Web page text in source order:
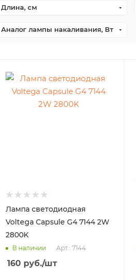
Длина, см
Аналог лампы накаливания, Вт
Лампа светодиодная
Voltega Capsule G4 7144 2W
2800K
В наличии Арт.: 7144
160руб./шт